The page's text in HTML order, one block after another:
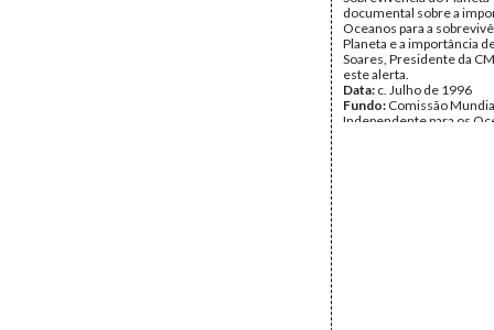
documental sobre a
Oceanos para a
Planeta e a importância
Soares, Presidente da
este alerta.
Data: c. Julho de 1996
Fundo: Comissão
Independente para os